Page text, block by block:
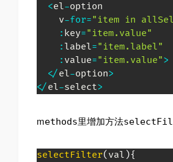
<el-option
    v
-for="item in
: key="item.value"
: label="item.label"
: value="item.value">
</el-option>
</el-select>
methods里增加方法
selectFilter( val ){